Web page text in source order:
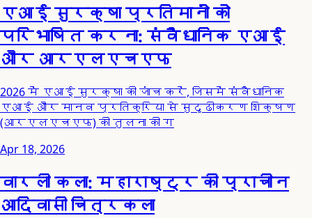
एआई सुरक्षा प्रतिमानों को
परिभाषित करना: संवैधानिक एआई
और आरएलएचएफ
2026 में एआई सुरक्षा की जांच करें, जिसमें संवैधानिक
एआई और मानव प्रतिक्रिया से सुदृढीकरण शिक्षण
(आरएलएचएफ) की तुलना की ग
Apr 18, 2026
वारली कला: महाराष्ट्र की प्राचीन
आदिवासी चित्रकला